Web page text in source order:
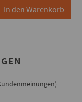
In den Warenkorb